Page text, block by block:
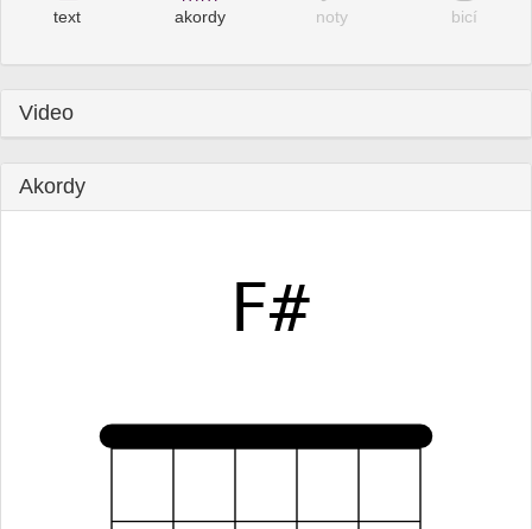
text akordy noty bicí
Video
Akordy
F#